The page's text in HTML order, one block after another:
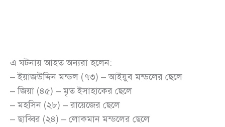
এ ঘটনায় আহত অন্যরা হলেন:
– ইয়াজউদ্দিন মন্ডল (৭৩) – আইয়ুব মন্ডলের ছেলে
– জিয়া (৪৫) – মৃত ইসাহাকের ছেলে
– মহসিন (২৮) – রায়েজের ছেলে
– ছাব্বির (২৪) – লোকমান মন্ডলের ছেলে